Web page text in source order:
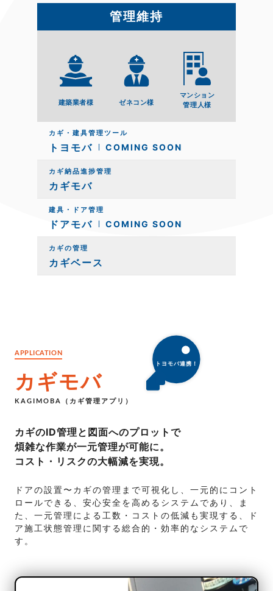
管理維持
建築業者様 ゼネコン様
マンション
管理人様
カギ・建具管理ツール
トヨモバ COMING SOON
カギ納品進捗管理
カギモバ
建具・ドア管理
ドアモバ COMING SOON
カギの管理
カギベース
APPLICATION
カギモバ
KAGIMOBA（カギ管理アプリ）
カギのID管理と図面へのプロットで
煩雑な作業が一元管理が可能に。
コスト・リスクの大幅減を実現。
ドアの設置〜カギの管理まで可視化し、一元的にコント
ロールできる、安心安全を高めるシステムであり、ま
た、一元管理による工数・コストの低減も実現する、ド
ア施工状態管理に関する総合的・効率的なシステムで
す。